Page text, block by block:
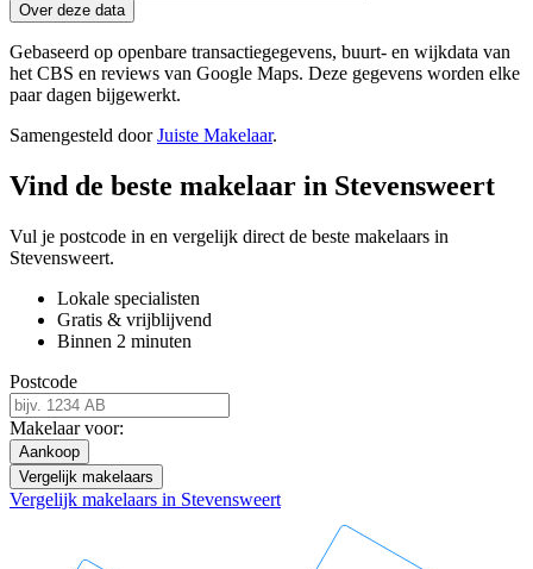
Over deze data
Gebaseerd op openbare transactiegegevens, buurt- en wijkdata van
het CBS en reviews van Google Maps. Deze gegevens worden elke
paar dagen bijgewerkt.
Samengesteld doorJuiste Makelaar.
Vind de beste makelaar in Stevensweert
Vul je postcode in en vergelijk direct de beste makelaars in
Stevensweert.
Lokale specialisten
Gratis & vrijblijvend
Binnen 2 minuten
Postcode
Makelaar voor:
Aankoop
Vergelijk makelaars
Vergelijk makelaars in Stevensweert